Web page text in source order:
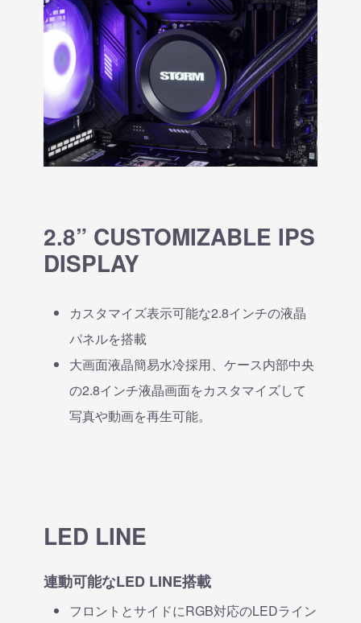
2.8” CUSTOMIZABLE IPS
DISPLAY
カスタマイズ表示可能な2.8インチの液晶
パネルを搭載
大画面液晶簡易水冷採用、ケース内部中央
の2.8インチ液晶画面をカスタマイズして
写真や動画を再生可能。
LED LINE
連動可能なLED LINE搭載
フロントとサイドにRGB対応のLEDライン